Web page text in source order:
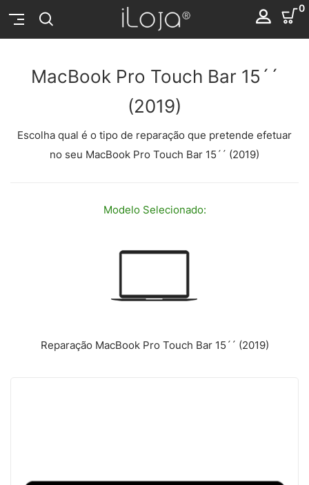
0
MacBook Pro Touch Bar 15´´
(2019)
Escolha qual é o tipo de reparação que pretende efetuar
no seu MacBook Pro Touch Bar 15´´ (2019)
Modelo Selecionado:
Reparação MacBook Pro Touch Bar 15´´ (2019)